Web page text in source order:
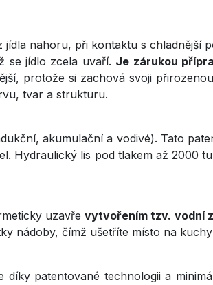
nahoru, při kontaktu s chladnější
se jídlo zcela uvaří. Je zárukou
protože si zachová svoji
tvar a strukturu.
akumulační a vodivé). Tato
Hydraulický lis pod tlakem až 2000
uzavřevytvořením tzv. vodní
nádoby, čímž ušetříte místo na
díky patentované technologii a